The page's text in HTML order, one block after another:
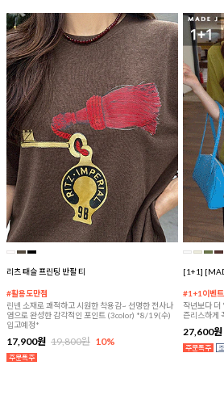
리츠 태슬 프린팅 반팔 티
#활용도만점
린넨 소재로 쾌적하고 시원한 착용감~ 선명한 전사나
염으로 완성한 감각적인 포인트 (3color) *8/19(수)
입고예정*
17,900원 19,800원 10%
[1+1]
#1+1이벤
작년보다
즌리스하게
27,600원